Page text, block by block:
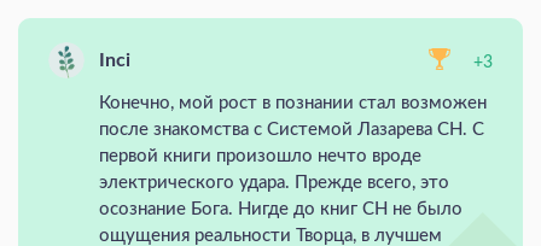
Inci +3
Конечно, мой рост в познании стал возможен
после знакомства с Системой Лазарева СН. С
первой книги произошло нечто вроде
электрического удара. Прежде всего, это
осознание Бога. Нигде до книг СН не было
ощущения реальности Творца, в лучшем